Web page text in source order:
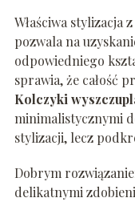
Właściwa stylizacja
pozwala na
odpowiedniego
sprawia, że całość
Kolczyki
minimalistycznymi
stylizacji, lecz
Dobrym
delikatnymi